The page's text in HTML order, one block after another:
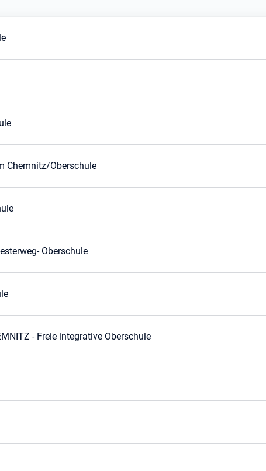
Chemnitz/Oberschule
Oberschule
- Freie integrative Oberschule